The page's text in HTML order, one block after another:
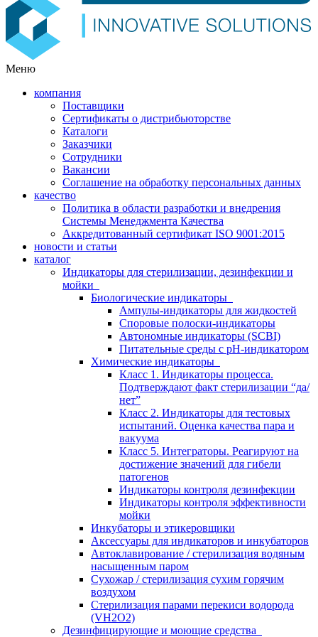
Меню
компания
Поставщики
Сертификаты о дистрибьюторстве
Каталоги
Заказчики
Сотрудники
Вакансии
Соглашение на обработку персональных данных
качество
Политика в области разработки и внедрения
Системы Менеджмента Качества
Аккредитованный сертификат ISO 9001:2015
новости и статьи
каталог
Индикаторы для стерилизации, дезинфекции и
мойки
Биологические индикаторы
Ампулы-индикаторы для жидкостей
Споровые полоски-индикаторы
Автономные индикаторы (SCBI)
Питательные среды с рН-индикатором
Химические индикаторы
Класс 1. Индикаторы процесса.
Подтверждают факт стерилизации “да/
нет”
Класс 2. Индикаторы для тестовых
испытаний. Оценка качества пара и
вакуума
Класс 5. Интеграторы. Реагируют на
достижение значений для гибели
патогенов
Индикаторы контроля дезинфекции
Индикаторы контроля эффективности
мойки
Инкубаторы и этикеровщики
Аксессуары для индикаторов и инкубаторов
Автоклавирование / стерилизация водяным
насыщенным паром
Сухожар / стерилизация сухим горячим
воздухом
Стерилизация парами перекиси водорода
(VH2O2)
Дезинфицирующие и моющие средства